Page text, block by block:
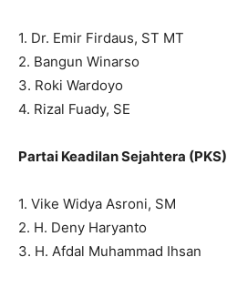
1. Dr. Emir Firdaus, ST MT
2. Bangun Winarso
3. Roki Wardoyo
4. Rizal Fuady, SE
Partai Keadilan Sejahtera (PKS)
1. Vike Widya Asroni, SM
2. H. Deny Haryanto
3. H. Afdal Muhammad Ihsan